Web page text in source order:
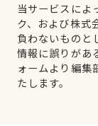
当サービスによ
ク、および株式
負わないものと
情報に誤りがあ
ォームより編集
たします。